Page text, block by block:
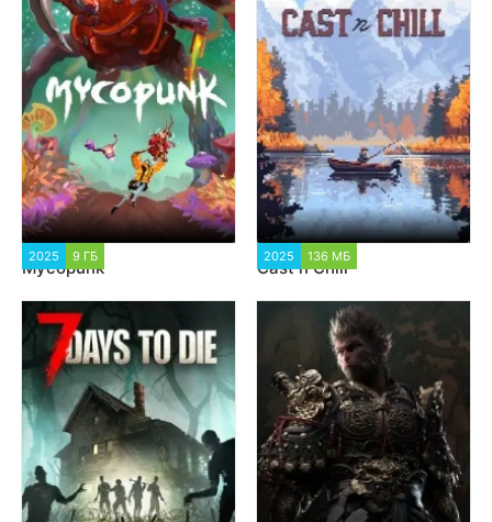
2025 9 ГБ
Mycopunk
2025 136 МБ
Cast n Chill